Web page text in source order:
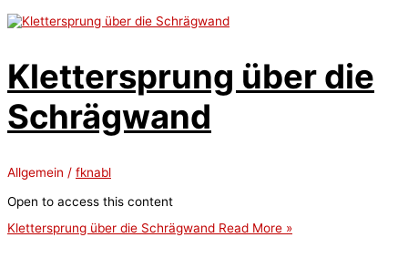
Klettersprung über die
Schrägwand
Allgemein / fknabl
Open to access this content
Klettersprung über die Schrägwand Read More »